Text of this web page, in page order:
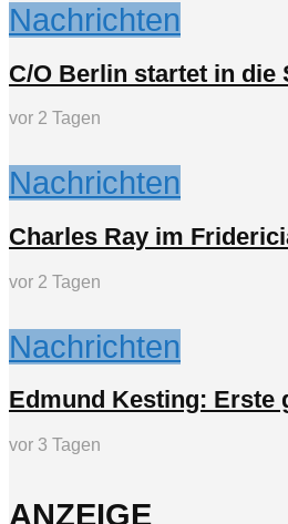
Nachrichten
C/O Berlin startet in die
vor 2 Tagen
Nachrichten
Charles Ray im
vor 2 Tagen
Nachrichten
Edmund Kesting: Erste
vor 3 Tagen
ANZEIGE